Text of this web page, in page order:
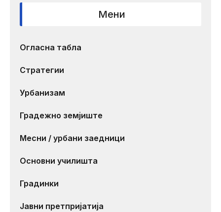
Мени
Огласна табла
Стратегии
Урбанизам
Градежно земјиште
Месни / урбани заедници
Основни училишта
Градинки
Јавни претпријатија